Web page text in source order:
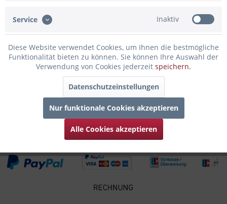
Infos zum Hersteller
Folgende Infos zum Hersteller sind verfübar......mehr
Zubehör 5
Kunden kauften auch
Kunden haben sich ebenfalls angesehen
Service Inaktiv
Diese Website verwendet Cookies, um Ihnen die bestmögliche
Funktionalität bieten zu können. Sie können Ihre Auswahl der
Verwendung von Cookies jederzeit speichern.
Datenschutzeinstellungen
Nur funktionale Cookies akzeptieren
Alle Cookies akzeptieren